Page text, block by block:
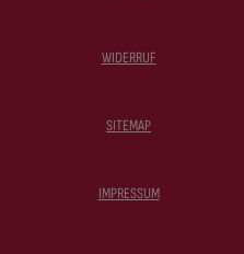
WIDERRUF
SITEMAP
IMPRESSUM